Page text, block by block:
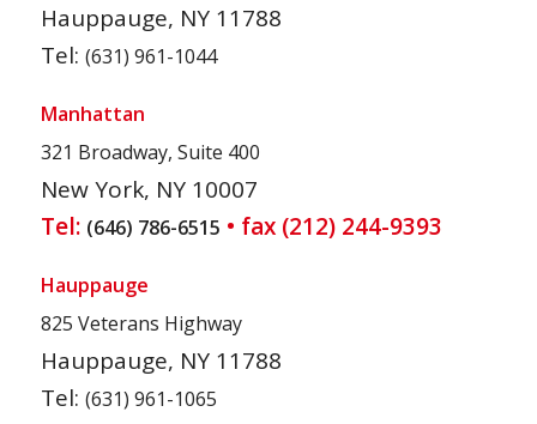
Hauppauge, NY 11788
Tel: (631) 961-1044
Manhattan
321 Broadway, Suite 400
New York, NY 10007
Tel: (646) 786-6515 • fax (212) 244-9393
Hauppauge
825 Veterans Highway
Hauppauge, NY 11788
Tel: (631) 961-1065